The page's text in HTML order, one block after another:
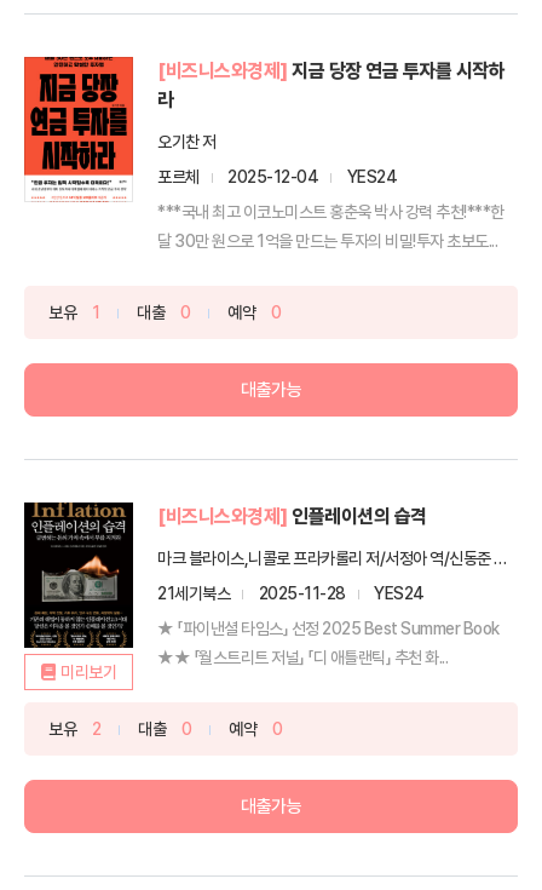
[비즈니스와경제] 지금 당장 연금 투자를 시작하
라
오기찬 저
포르체
2025-12-04
YES24
***국내 최고 이코노미스트 홍춘욱 박사 강력 추천!***한
달 30만 원으로 1억을 만드는 투자의 비밀!투자 초보도...
보유 1 대출 0 예약 0
대출가능
미리보기
[비즈니스와경제] 인플레이션의 습격
마크 블라이스,니콜로 프라카롤리 저/서정아 역/신동준 감수
21세기북스
2025-11-28
YES24
★ 「파이낸셜 타임스」 선정 2025 Best Summer Book
★★ 「월스트리트 저널」 「디 애틀랜틱」 추천 화...
보유 2 대출 0 예약 0
대출가능